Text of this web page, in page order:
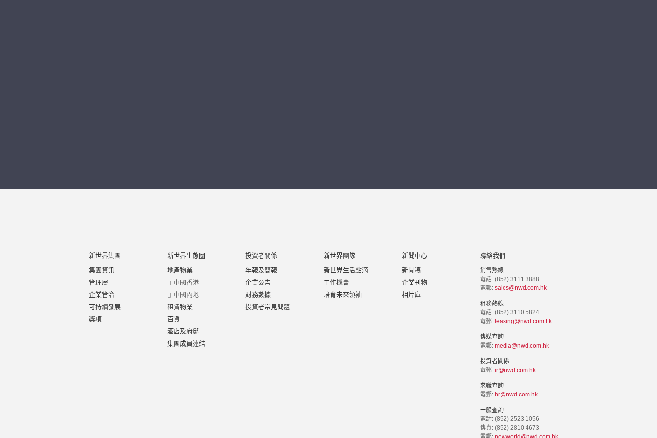
新世界集團
集團資訊
管理層
企業管治
可持續發展
獎項
新世界生態圈
地產物業
中國香港
中國內地
租賃物業
百貨
酒店及府邸
集團成員連結
投資者關係
年報及簡報
企業公告
財務數據
投資者常見問題
新世界團隊
新世界生活點滴
工作機會
培育未來領袖
新聞中心
新聞稿
企業刊物
相片庫
聯絡我們
銷售熱線
電話: (852) 3111 3888
電郵: sales@nwd.com.hk
租務熱線
電話: (852) 3110 5824
電郵: leasing@nwd.com.hk
傳媒查詢
電郵: media@nwd.com.hk
投資者關係
電郵: ir@nwd.com.hk
求職查詢
電郵: hr@nwd.com.hk
一般查詢
電話: (852) 2523 1056
傳真: (852) 2810 4673
電郵: newworld@nwd.com.hk